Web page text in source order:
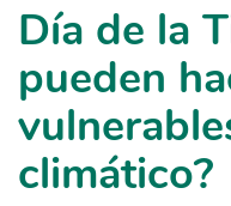
Día de la
pueden
climático?